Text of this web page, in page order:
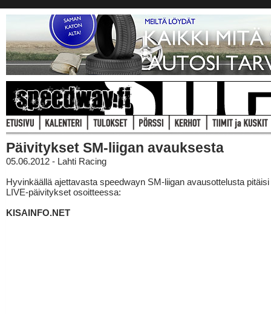
Päivitykset SM-liigan avauksesta
05.06.2012 - Lahti Racing
Hyvinkäällä ajettavasta speedwayn SM-liigan avausottelusta
LIVE-päivitykset osoitteessa:
KISAINFO.NET